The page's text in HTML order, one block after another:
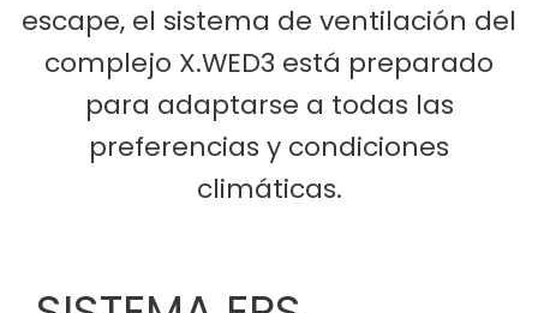
escape, el sistema de ventilación del
complejo X.WED3 está preparado
para adaptarse a todas las
preferencias y condiciones
climáticas.